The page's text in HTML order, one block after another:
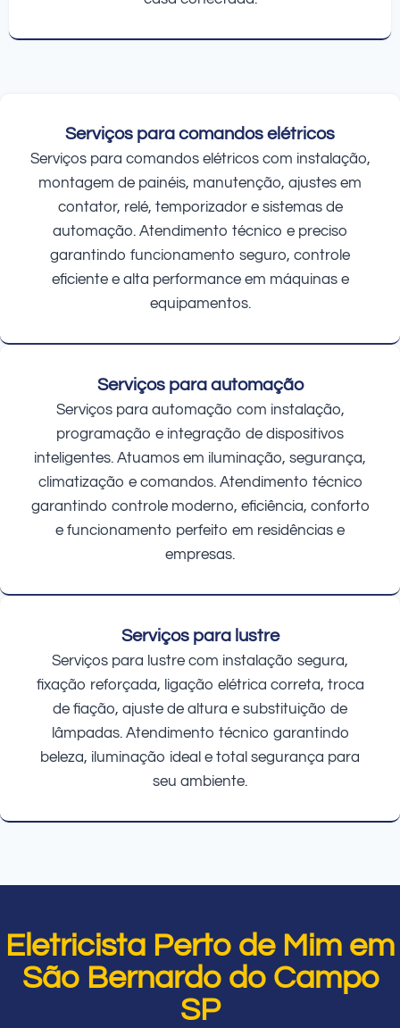
Serviços para comandos elétricos
Serviços para comandos elétricos com instalação,
montagem de painéis, manutenção, ajustes em
contator, relé, temporizador e sistemas de
automação. Atendimento técnico e preciso
garantindo funcionamento seguro, controle
eficiente e alta performance em máquinas e
equipamentos.
Serviços para automação
Serviços para automação com instalação,
programação e integração de dispositivos
inteligentes. Atuamos em iluminação, segurança,
climatização e comandos. Atendimento técnico
garantindo controle moderno, eficiência, conforto
e funcionamento perfeito em residências e
empresas.
Serviços para lustre
Serviços para lustre com instalação segura,
fixação reforçada, ligação elétrica correta, troca
de fiação, ajuste de altura e substituição de
lâmpadas. Atendimento técnico garantindo
beleza, iluminação ideal e total segurança para
seu ambiente.
Eletricista Perto de Mim em
São Bernardo do Campo
SP